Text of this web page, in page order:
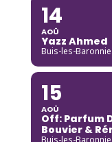
14
AOÛ
Yazz Ahmed
Buis-les-
15
AOÛ
Off: Parfum
Bouvier &
Buis-les-